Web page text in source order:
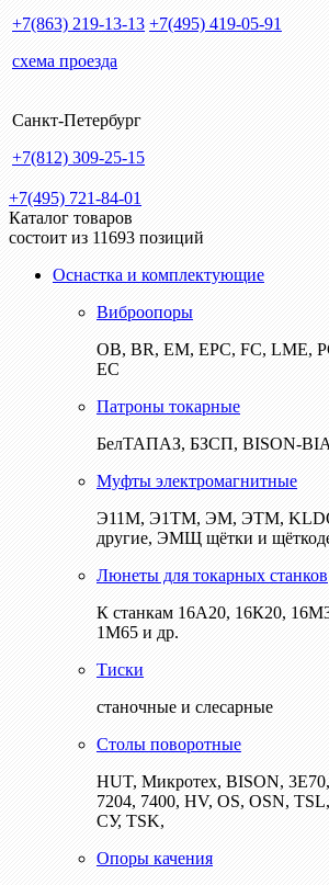
+7(863) 219-13-13
схема проезда
+7(495) 419-05-91
Санкт-Петербург
+7(812) 309-25-15
+7(495) 721-84-01
Каталог товаров
состоит из 11693 позиций
Оснастка и комплектующие
Виброопоры
ОВ, BR, EM, EPC, FC, LME,
EC
Патроны токарные
БелТАПАЗ, БЗСП, BISON-
Муфты электромагнитные
Э11М, Э1ТМ, ЭМ, ЭТМ,
другие, ЭМЩ щётки и
Люнеты для токарных станков
К станкам 16А20, 16К20,
1М65 и др.
Тиски
станочные и слесарные
Столы поворотные
HUT, Микротех, BISON,
7204, 7400, HV, OS, OSN,
СУ, TSK,
Опоры качения